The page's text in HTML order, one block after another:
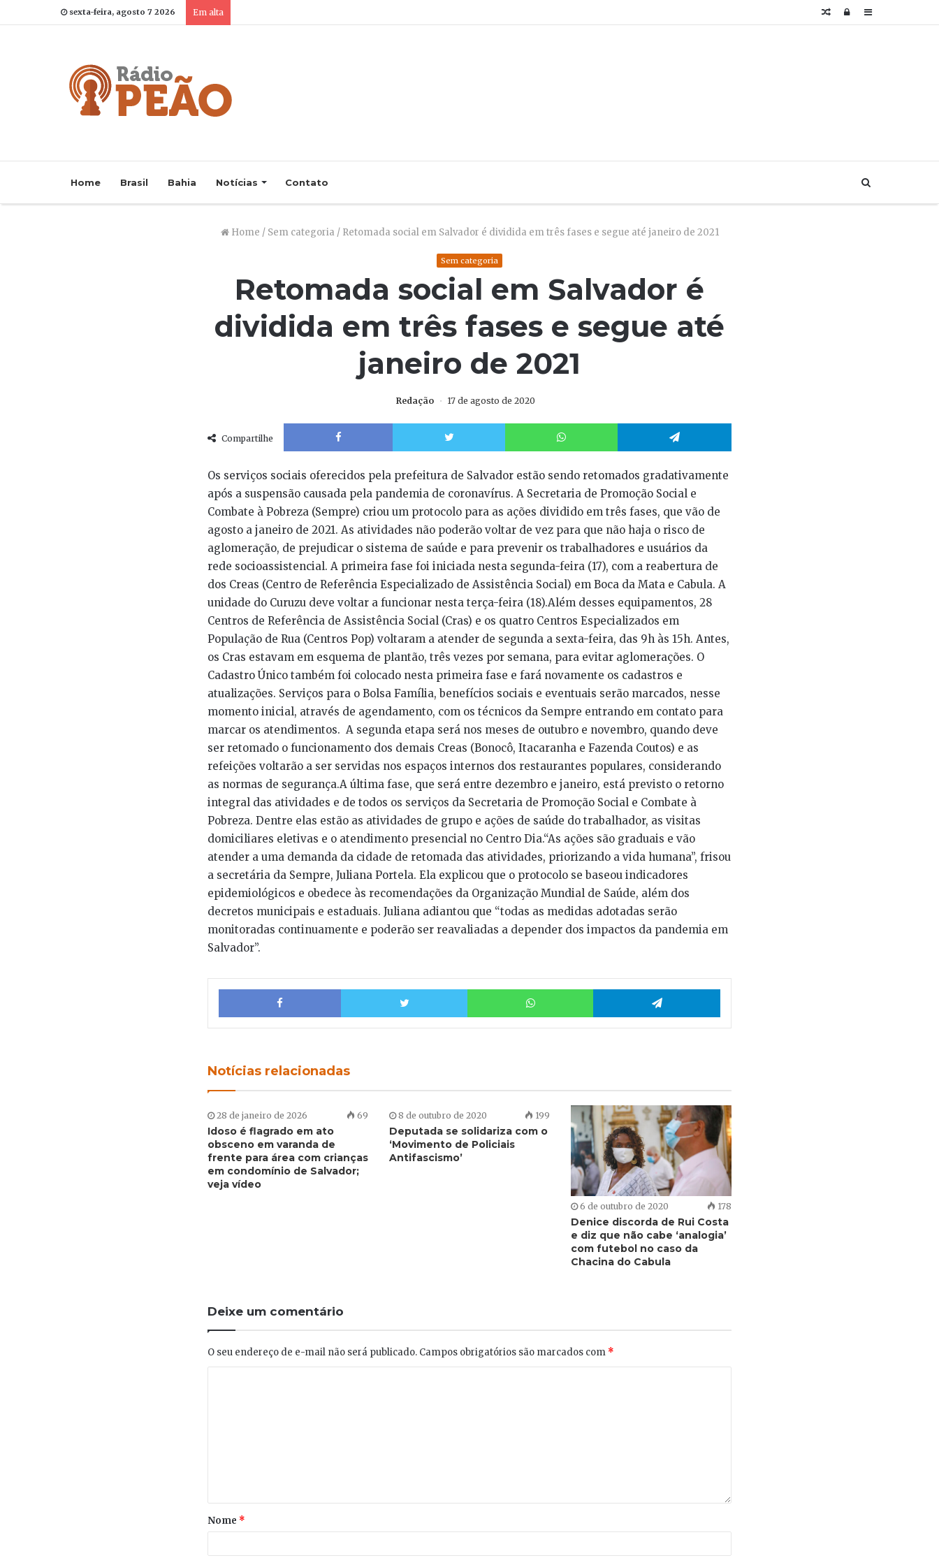
sexta-feira, agosto 7 2026 Em alta Sidebar
Login
Artigo
Home Brasil Bahia Notícias Contato
Home / Sem categoria / Retomada social em Salvador é dividida em três fases e segue até janeiro de 2021
Sem categoria
Retomada social em Salvador é
dividida em três fases e segue até
janeiro de 2021
Redação 17 de agosto de 2020
Compartilhe
Facebook Twitter WhatsApp Telegram
Os serviços sociais oferecidos pela prefeitura de Salvador estão sendo retomados gradativamente
após a suspensão causada pela pandemia de coronavírus. A Secretaria de Promoção Social e
Combate à Pobreza (Sempre) criou um protocolo para as ações dividido em três fases, que vão de
agosto a janeiro de 2021. As atividades não poderão voltar de vez para que não haja o risco de
aglomeração, de prejudicar o sistema de saúde e para prevenir os trabalhadores e usuários da
rede socioassistencial. A primeira fase foi iniciada nesta segunda-feira (17), com a reabertura de
dos Creas (Centro de Referência Especializado de Assistência Social) em Boca da Mata e Cabula. A
unidade do Curuzu deve voltar a funcionar nesta terça-feira (18).Além desses equipamentos, 28
Centros de Referência de Assistência Social (Cras) e os quatro Centros Especializados em
População de Rua (Centros Pop) voltaram a atender de segunda a sexta-feira, das 9h às 15h. Antes,
os Cras estavam em esquema de plantão, três vezes por semana, para evitar aglomerações. O
Cadastro Único também foi colocado nesta primeira fase e fará novamente os cadastros e
atualizações. Serviços para o Bolsa Família, benefícios sociais e eventuais serão marcados, nesse
momento inicial, através de agendamento, com os técnicos da Sempre entrando em contato para
marcar os atendimentos. A segunda etapa será nos meses de outubro e novembro, quando deve
ser retomado o funcionamento dos demais Creas (Bonocô, Itacaranha e Fazenda Coutos) e as
refeições voltarão a ser servidas nos espaços internos dos restaurantes populares, considerando
as normas de segurança.A última fase, que será entre dezembro e janeiro, está previsto o retorno
integral das atividades e de todos os serviços da Secretaria de Promoção Social e Combate à
Pobreza. Dentre elas estão as atividades de grupo e ações de saúde do trabalhador, as visitas
domiciliares eletivas e o atendimento presencial no Centro Dia.“As ações são graduais e vão
atender a uma demanda da cidade de retomada das atividades, priorizando a vida humana”, frisou
a secretária da Sempre, Juliana Portela. Ela explicou que o protocolo se baseou indicadores
epidemiológicos e obedece às recomendações da Organização Mundial de Saúde, além dos
decretos municipais e estaduais. Juliana adiantou que “todas as medidas adotadas serão
monitoradas continuamente e poderão ser reavaliadas a depender dos impactos da pandemia em
Salvador”.
Facebook Twitter WhatsApp Telegram
Notícias relacionadas
28 de janeiro de 2026 69
Idoso é flagrado em ato
obsceno em varanda de
frente para área com crianças
em condomínio de Salvador;
veja vídeo
8 de outubro de 2020 199
Deputada se solidariza com o
‘Movimento de Policiais
Antifascismo’
6 de outubro de 2020 178
Denice discorda de Rui Costa
e diz que não cabe ‘analogia’
com futebol no caso da
Chacina do Cabula
Deixe um comentário
O seu endereço de e-mail não será publicado. Campos obrigatórios são marcados com *
Nome *